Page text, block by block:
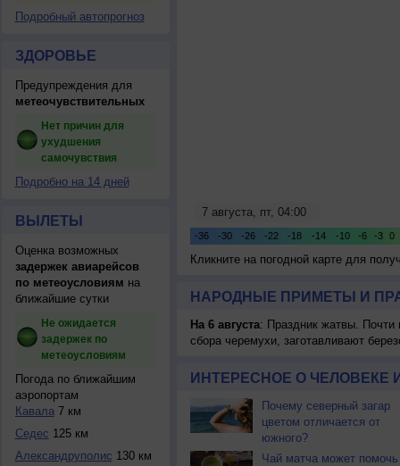
Подробный автопрогноз
ЗДОРОВЬЕ
Предупреждения для
метеочувствительных
Нет причин для
ухудшения
самочувствия
Подробно на 14 дней
ВЫЛЕТЫ
Оценка возможных
задержек авиарейсов
по метеоусловиям на
ближайшие сутки
Не ожидается
задержек по
метеоусловиям
Погода по ближайшим
аэропортам
Кавала7 км
Седес 125 км
Александруполис 130 км
Кликните на погодной карте для
НАРОДНЫЕ ПРИМЕТЫ И
На 6 августа: Праздник жатвы. Почти
сбора черемухи, заготавливают
ИНТЕРЕСНОЕ О ЧЕЛОВЕКЕ
Почему северный загар
цветом отличается от
южного?
Чай матча может помочь